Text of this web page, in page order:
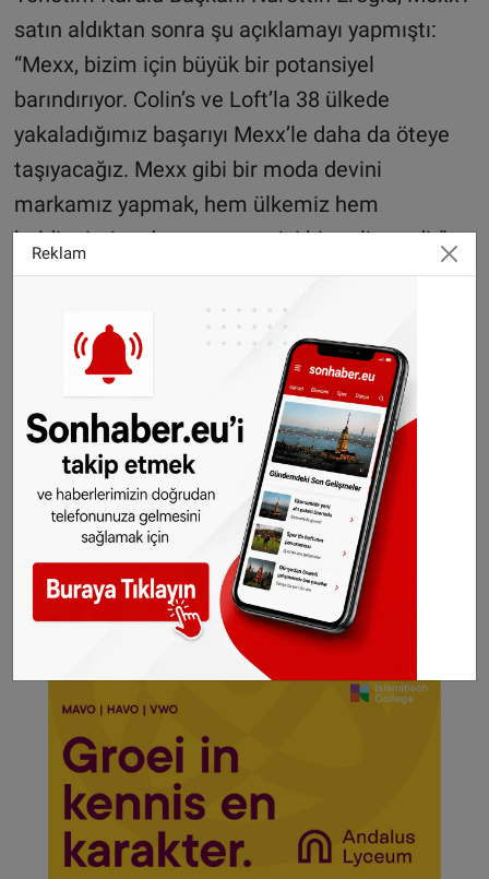
satın aldıktan sonra şu açıklamayı yapmıştı:
“Mexx, bizim için büyük bir potansiyel
barındırıyor. Colin’s ve Loft’la 38 ülkede
yakaladığımız başarıyı Mexx’le daha da öteye
taşıyacağız. Mexx gibi bir moda devini
markamız yapmak, hem ülkemiz hem
holdingimiz adına gurur verici bir gelişmedir”
RNF Holding yönetici ortağı Ferry Helmer,
Mexx'in satın alınmasıyla ilgili yaptığı
açıklamada Mexx'in 80'li yıllara uzanan köklü
bir marka olmasına dikkat çekerek RNF'nin bu
özellikten sonuna dek faydalanmayı
planladığını aktararak, markanın Mexx
International BV adıyla faaliyetine devam
edeceğini belirtti.
Haber7
Reklam